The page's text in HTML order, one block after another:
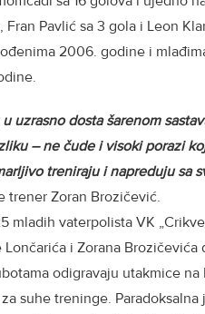
Fran Pavlić sa 3 gola i Leon
2006. godine i
uzrasno dosta šarenom
– ne čude i visoki porazi
treniraju i napreduju sa
trener Zoran Brozičević.
mladih vaterpolista VK
i Zorana
odigravaju utakmice
suhe treninge.